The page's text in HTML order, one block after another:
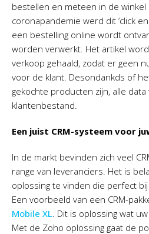
bestellen en meteen in de winkel
coronapandemie werd dit ‘click
een bestelling online wordt
worden verwerkt. Het artikel
verkoop gehaald, zodat er geen
voor de klant. Desondankds of
gekochte producten zijn, alle
klantenbestand.
Een juist CRM-systeem voor
In de markt bevinden zich veel
range van leveranciers. Het is
oplossing te vinden die perfect
Een voorbeeld van een CRM-
Mobile XL. Dit is oplossing wat
Met de Zoho oplossing gaat de